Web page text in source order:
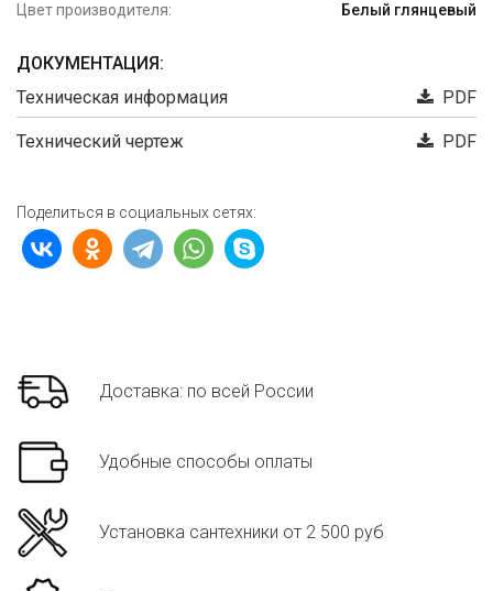
Цвет производителя:
Белый глянцевый
ДОКУМЕНТАЦИЯ:
Техническая информация
PDF
Технический чертеж PDF
Поделиться в социальных сетях:
Доставка: по всей России
Удобные способы оплаты
Установка сантехники от 2 500 руб